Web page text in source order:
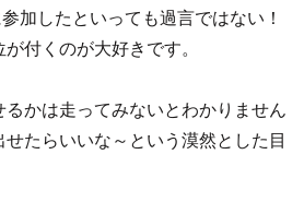
加したといっても過言ではない！
付くのが大好きです。
かは走ってみないとわかりません
たらいいな～という漠然とした目